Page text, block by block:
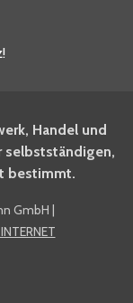
den
Handel und
selbstständigen,
bestimmt.
GmbH |
INTERNET